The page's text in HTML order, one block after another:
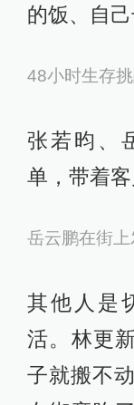
的饭、自己
48小时生存
张若昀、
单，带着客
岳云鹏在街上
其他人是
活。林更
子就搬不